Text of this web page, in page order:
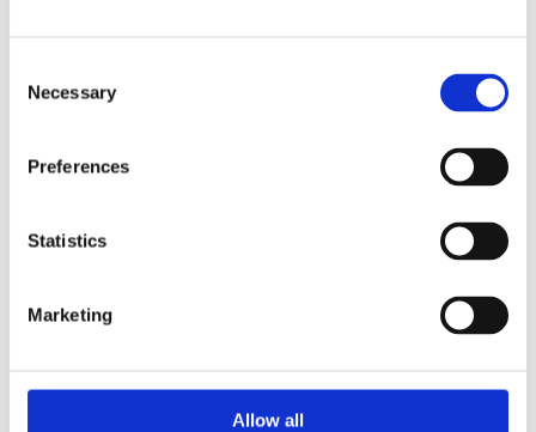
Selection
Necessary
Preferences
Statistics
Marketing
Allow all
På lager
På lager
På
lager